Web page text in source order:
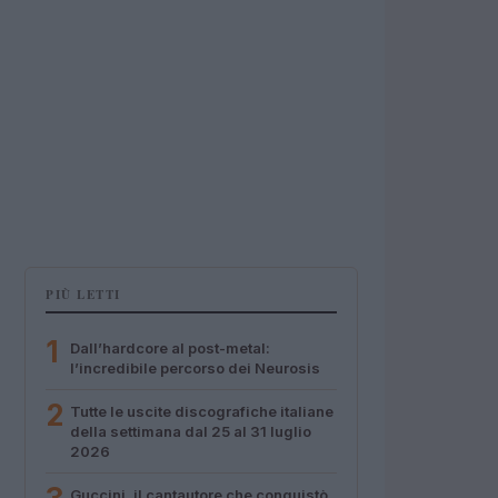
PIÙ LETTI
1
Dall’hardcore al post-metal:
l’incredibile percorso dei Neurosis
2 Tutte le uscite discografiche italiane
della settimana dal 25 al 31 luglio
2026